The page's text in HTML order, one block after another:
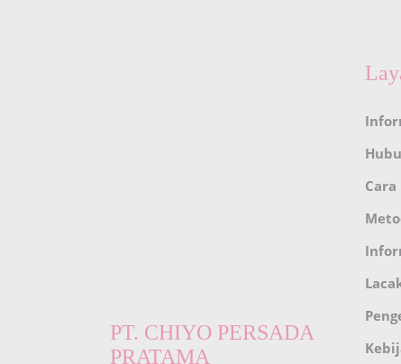
PT. CHIYO PERSADA
PRATAMA
Cara